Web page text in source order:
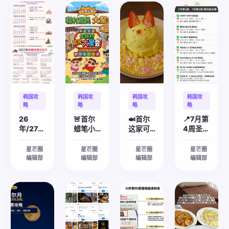
包括安艺
知、赵哈
娜、朴恩
颂等多位
院长。擅
长面部埋
线提升、
美版超声
刀、韩版
热玛吉、
Inmode
塑、钒提
升、丽珠
皮秒祥斑
等项目。
宝、银联
付款及退
税。
365MC
犹鸥亭手
术中心前
主任。院
长团队均
毕业于名
校，专注
抗衰提
升、精细
化注射、
激光美肤
美版超声
刀、热玛
Inmode
钻石超
尿酸填
充、丽珠
兰水光等
项目。
例。约
60坪精
致空间，
4间独立
诊疗室，
一人院长
制全程亲
诊。擅长
热玛吉
FLX、美
版超声
Inmode
钻石超
秒祛斑、
黄金微
项目。
衰紧致、
脱毛等项
目。以一
人一方的
深度定制
模式闻
名，全程
中文服
务，中韩
同价无溢
价。
评测
正规医院资质查
询、江南商圈防
踩坑与均价分
析。
彩测试+妆
造
明洞色彩测试馆
推荐、弘大沙龙
美发价格避坑指
南。
eSIM/翻译
地陪
行前上网卡选
购、接送机与中
文就诊随行陪
同。
韩国攻
略
26
年/27年
假红日
星芒圈
编辑部
韩国攻
略
🚨首尔
蜡笔小
店来
了！
星芒圈
编辑部
韩国攻
略
🍛首尔
这家可
规的餐
星芒圈
编辑部
韩国攻
略
📍7月第
4周圣水
地图｜
19家店
星芒圈
编辑部